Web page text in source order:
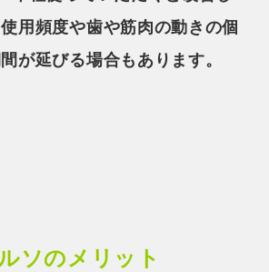
用頻度や歯や筋肉の動きの個
が延びる場合もあります。
のメリット